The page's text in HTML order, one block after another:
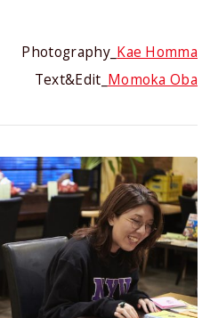
Photography_ Kae Homma
Text&Edit_ Momoka Oba